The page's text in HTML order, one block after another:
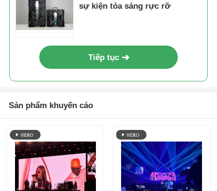
sự kiện tỏa sáng rực rỡ
Tiếp tục
Sản phẩm khuyến cáo